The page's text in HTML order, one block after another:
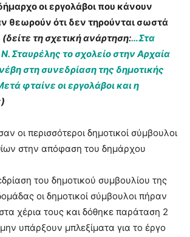
οι εργολάβοι που κάνουν
θεωρούν ότι δεν τηρούνται σωστά
(δείτε τη σχετική ανάρτηση:…Στα
Ν. Σταυρέλης το σχολείο στην Αρχαία
στη συνεδρίαση της δημοτικής
φταίνε οι εργολάβοι και η
)
οι περισσότεροι δημοτικοί σύμβουλοι
στην απόφαση του δημάρχου
του δημοτικού συμβουλίου της
οι δημοτικοί σύμβουλοι πήραν
χέρια τους και δόθηκε παράταση 2
υπάρξουν μπλεξίματα για το έργο